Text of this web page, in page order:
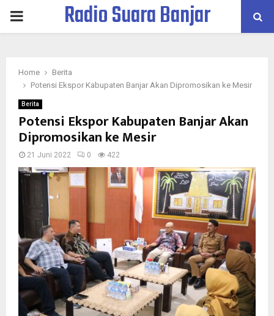
PRIMARYRadio Suara Banjar
Home
Berita
Potensi Ekspor Kabupaten Banjar Akan Dipromosikan ke Mesir
Berita
Potensi Ekspor Kabupaten Banjar Akan
Dipromosikan ke Mesir
21 Juni 2022 0 422